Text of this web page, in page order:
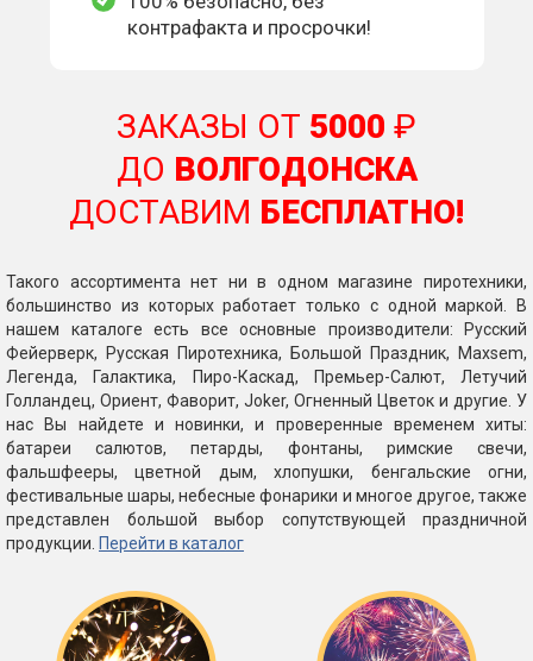
контрафакта и просрочки!
ЗАКАЗЫ ОТ 5000 ₽
ДО ВОЛГОДОНСКА
ДОСТАВИМ БЕСПЛАТНО!
Такого ассортимента нет ни в одном магазине пиротехники,
большинство из которых работает только с одной маркой. В
нашем каталоге есть все основные производители: Русский
Фейерверк, Русская Пиротехника, Большой Праздник, Maxsem,
Легенда, Галактика, Пиро-Каскад, Премьер-Салют, Летучий
Голландец, Ориент, Фаворит, Joker, Огненный Цветок и другие. У
нас Вы найдете и новинки, и проверенные временем хиты:
батареи салютов, петарды, фонтаны, римские свечи,
фальшфееры, цветной дым, хлопушки, бенгальские огни,
фестивальные шары, небесные фонарики и многое другое, также
представлен большой выбор сопутствующей праздничной
продукции. Перейти в каталог